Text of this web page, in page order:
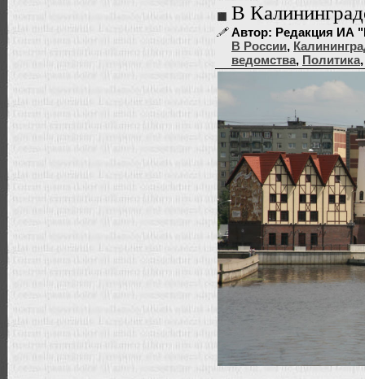
В
Автор: Редакция ИА
В России,
ведомства, Политика